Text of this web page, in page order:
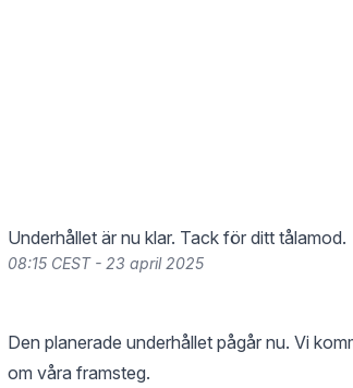
Underhållet är nu klar. Tack för ditt tålamod.
08:15 CEST - 23 april 2025
Den planerade underhållet pågår nu. Vi
om våra framsteg.